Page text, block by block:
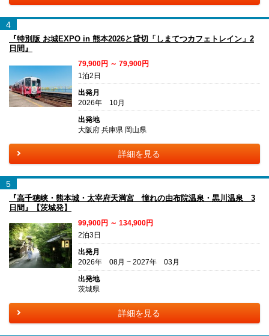
4
『特別版 お城EXPO in 熊本2026と貸切「しまてつカフェトレイン」2
日間』
79,900円 ～ 79,900円
1泊2日
出発月
2026年 10月
出発地
大阪府 兵庫県 岡山県
詳細を見る
5
『高千穂峡・熊本城・太宰府天満宮 憧れの由布院温泉・黒川温泉 3
日間』【茨城発】
99,900円 ～ 134,900円
2泊3日
出発月
2026年 08月 ~ 2027年 03月
出発地
茨城県
詳細を見る